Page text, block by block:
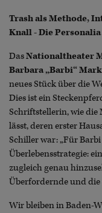
Trash als Methode,
Knall - Die
DasNationaltheater
Barbara „Barbi“
neues Stück über die
Dies ist ein
Schriftstellerin, wie
lässt, deren erster
Schiller war: „Für
Überlebensstrategie:
zugleich genau
Überfordernde und die
Wir bleiben in Baden-